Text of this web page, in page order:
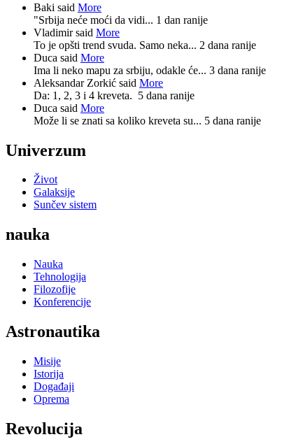
Baki said More
"Srbija neće moći da vidi... 1 dan ranije
Vladimir said More
To je opšti trend svuda. Samo neka... 2 dana ranije
Duca said More
Ima li neko mapu za srbiju, odakle će... 3 dana ranije
Aleksandar Zorkić said More
Da: 1, 2, 3 i 4 kreveta. 5 dana ranije
Duca said More
Može li se znati sa koliko kreveta su... 5 dana ranije
Univerzum
Život
Galaksije
Sunčev sistem
nauka
Nauka
Tehnologija
Filozofije
Konferencije
Astronautika
Misije
Istorija
Događaji
Oprema
Revolucija